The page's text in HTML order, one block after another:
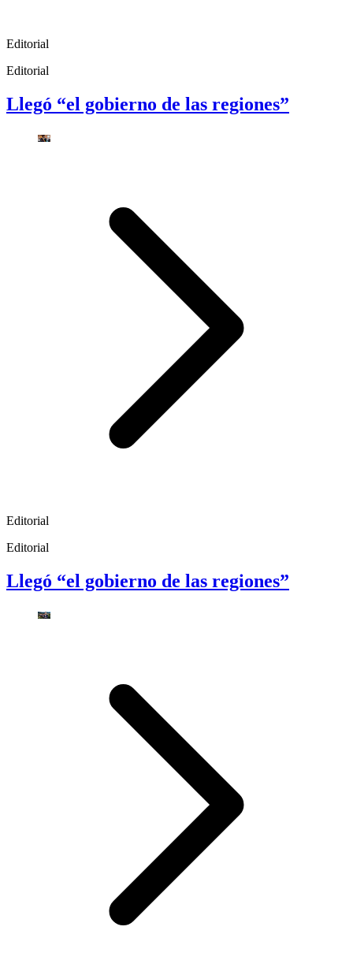
Editorial
Editorial
Llegó “el gobierno de las regiones”
Editorial
Editorial
Llegó “el gobierno de las regiones”